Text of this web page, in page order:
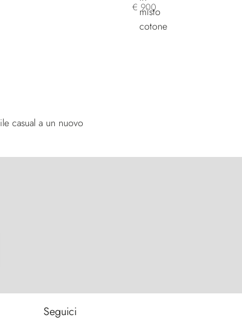
€ 900
casual a un nuovo
Seguici